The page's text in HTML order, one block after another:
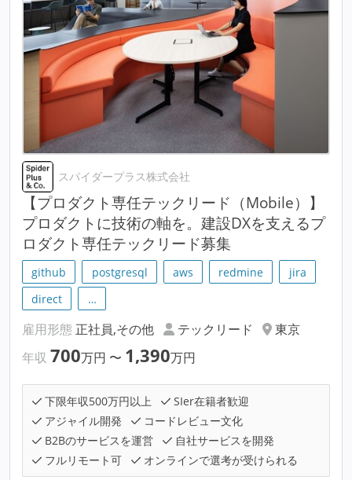
スパイダープラス株式会社
【プロダクト専任テックリード（Mobile）】
プロダクトに技術の軸を。建設DXを支えるプ
ロダクト専任テックリード募集
github postgresql aws redmine
jira
direct
…
雇用形態 正社員,その他 テックリード
東京
年収 700万円 〜 1,390万円
下限年収500万円以上
SIer在籍者歓迎
アジャイル開発
コードレビュー文化
B2Bのサービスを運営
自社サービスを開発
フルリモート可
オンラインで選考が受けられる